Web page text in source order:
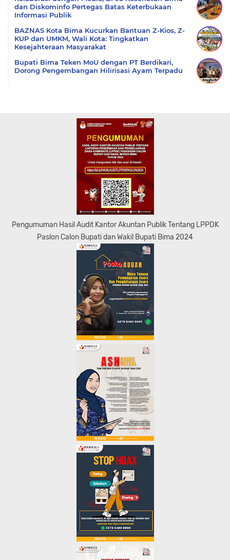
dan Diskominfo Pertegas Batas Keterbukaan
Informasi Publik
BAZNAS Kota Bima Kucurkan Bantuan Z-Kios, Z-
KUP dan UMKM, Wali Kota: Tingkatkan
Kesejahteraan Masyarakat
Bupati Bima Teken MoU dengan PT Berdikari,
Dorong Pengembangan Hilirisasi Ayam Terpadu
Pengumuman Hasil Audit Kantor Akuntan Publik Tentang LPPDK
Paslon Calon Bupati dan Wakil Bupati Bima 2024